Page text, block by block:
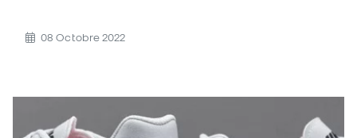
08 Octobre 2022